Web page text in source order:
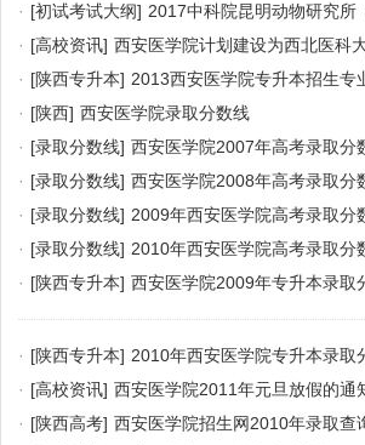
· [初试考试大纲] 2017中科院昆明动物研究所
· [高校资讯] 西安医学院计划建设为西北医科
· [陕西专升本] 2013西安医学院专升本招生专
· [陕西] 西安医学院录取分数线
· [录取分数线] 西安医学院2007年高考录取分
· [录取分数线] 西安医学院2008年高考录取分
· [录取分数线] 2009年西安医学院高考录取分
· [录取分数线] 2010年西安医学院高考录取分
· [陕西专升本] 西安医学院2009年专升本录取
· [陕西专升本] 2010年西安医学院专升本录取
· [高校资讯] 西安医学院2011年元旦放假的通
· [陕西高考] 西安医学院招生网2010年录取查